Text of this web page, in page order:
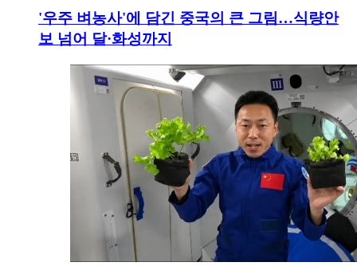
'우주 벼농사'에 담긴 중국의 큰 그림…식량안
보 넘어 달·화성까지